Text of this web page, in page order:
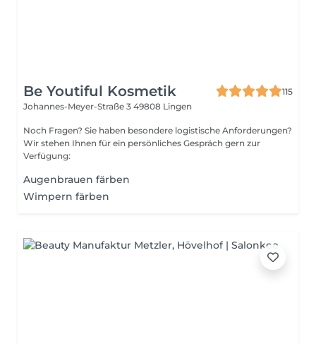
Be Youtiful Kosmetik
115
Johannes-Meyer-Straße 3 49808 Lingen
Noch Fragen? Sie haben besondere logistische Anforderungen?
Wir stehen Ihnen für ein persönliches Gespräch gern zur
Verfügung:
Augenbrauen färben
Wimpern färben